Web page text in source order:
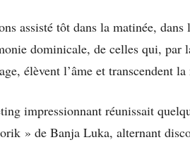
assisté tôt dans la matinée,
dominicale, de celles qui, par
élèvent l’âme et transcendent
impressionnant réunissait
» de Banja Luka, alternant